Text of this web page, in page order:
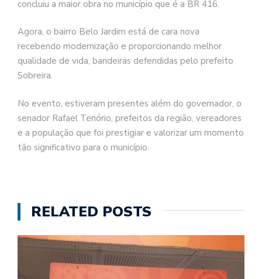
concluiu a maior obra no município que é a BR 416.
Agora, o bairro Belo Jardim está de cara nova
recebendo modernização e proporcionando melhor
qualidade de vida, bandeiras defendidas pelo prefeito
Sobreira.
No evento, estiveram presentes além do governador, o
senador Rafael Tenório, prefeitos da região, vereadores
e a população que foi prestigiar e valorizar um momento
tão significativo para o município.
RELATED POSTS